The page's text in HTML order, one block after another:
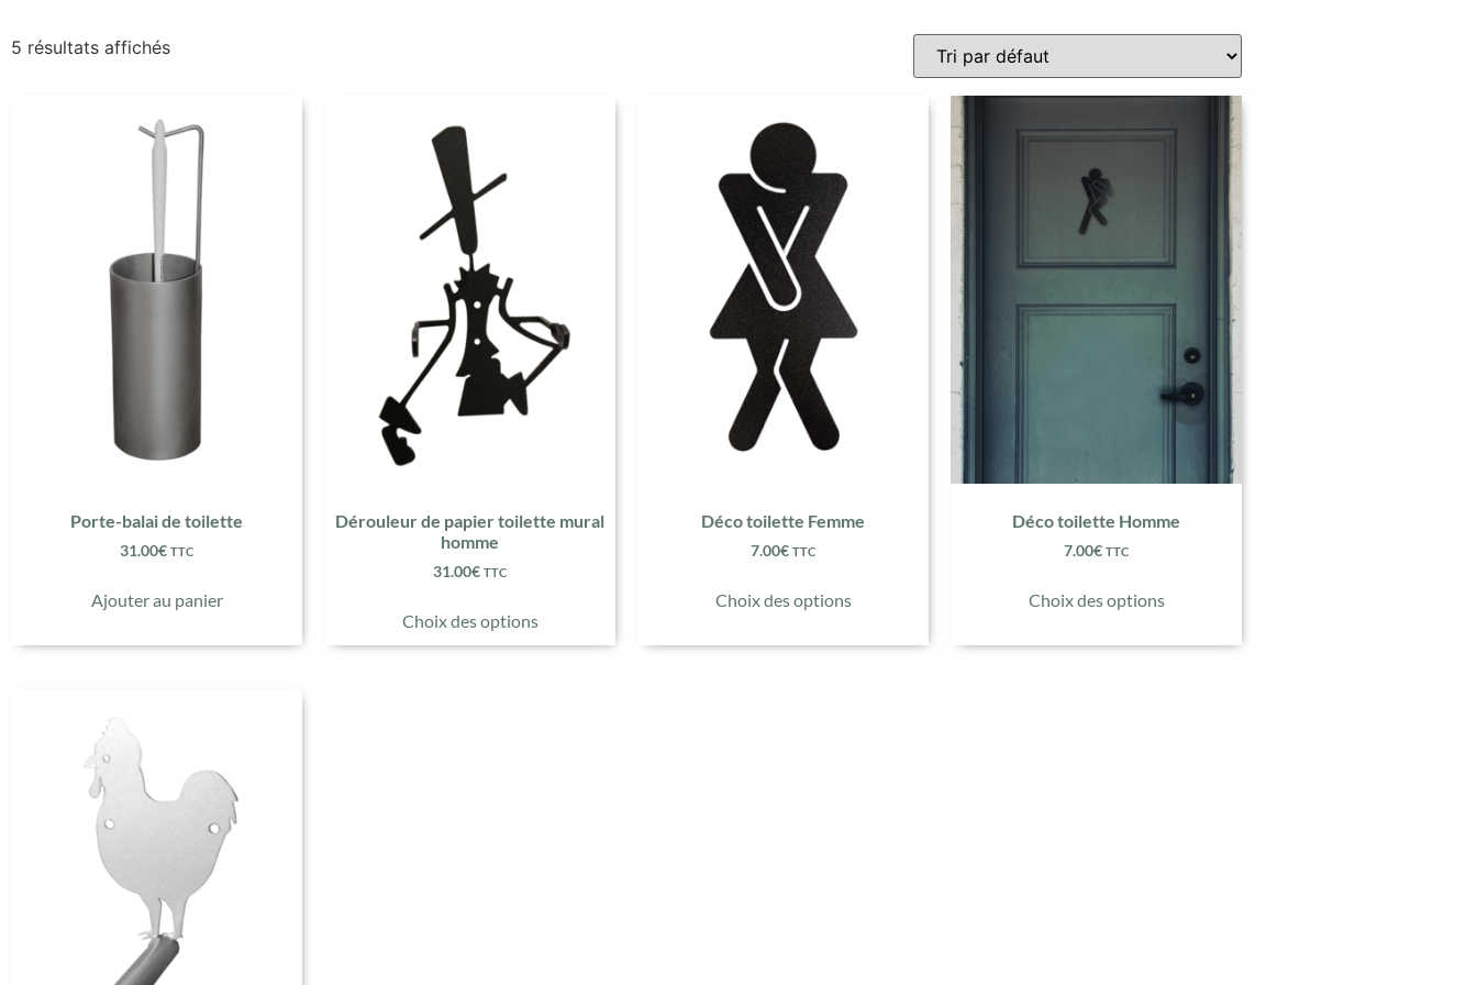
5 résultats affichés
Porte-balai de toilette
31.00€ TTC
Ajouter au panier
Dérouleur de papier toilette mural
homme
31.00€ TTC
Choix des options
Déco toilette Femme
7.00€ TTC
Choix des options
Déco toilette Homme
7.00€ TTC
Choix des options